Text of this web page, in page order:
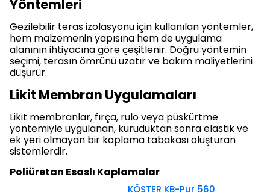
Yöntemleri
Gezilebilir teras izolasyonu için kullanılan yöntemler,
hem malzemenin yapısına hem de uygulama
alanının ihtiyacına göre çeşitlenir. Doğru yöntemin
seçimi, terasın ömrünü uzatır ve bakım maliyetlerini
düşürür.
Likit Membran Uygulamaları
Likit membranlar, fırça, rulo veya püskürtme
yöntemiyle uygulanan, kuruduktan sonra elastik ve
ek yeri olmayan bir kaplama tabakası oluşturan
sistemlerdir.
Poliüretan Esaslı Kaplamalar